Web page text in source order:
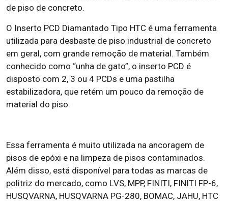
de piso de concreto.
O Inserto PCD Diamantado Tipo HTC é uma ferramenta
utilizada para desbaste de piso industrial de concreto
em geral, com grande remoção de material. Também
conhecido como “unha de gato”, o inserto PCD é
disposto com 2, 3 ou 4 PCDs e uma pastilha
estabilizadora, que retém um pouco da remoção de
material do piso.
Essa ferramenta é muito utilizada na ancoragem de
pisos de epóxi e na limpeza de pisos contaminados.
Além disso, está disponível para todas as marcas de
politriz do mercado, como LVS, MPP, FINITI, FINITI FP-6,
HUSQVARNA, HUSQVARNA PG-280, BOMAC, JAHU, HTC